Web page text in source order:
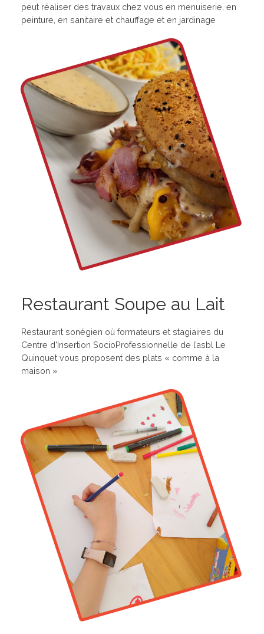
peut réaliser des travaux chez vous en menuiserie, en
peinture, en sanitaire et chauffage et en jardinage
Restaurant Soupe au Lait
Restaurant sonégien où formateurs et stagiaires du
Centre d’Insertion SocioProfessionnelle de l’asbl Le
Quinquet vous proposent des plats « comme à la
maison »